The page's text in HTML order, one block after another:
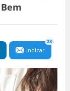
Indicar
23